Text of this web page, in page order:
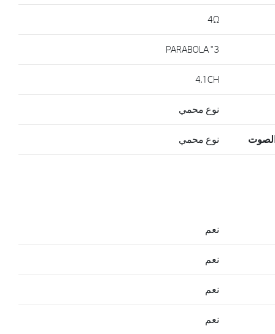
4Ω
3" PARABOLA
4.1CH
نوع محمي
نوع محمي
نعم
نعم
نعم
نعم